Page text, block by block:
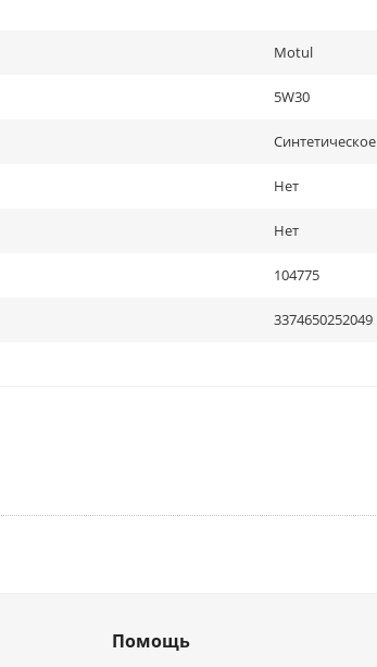
Motul
5W30
Синтетическое
Нет
Нет
104775
3374650252049
Помощь